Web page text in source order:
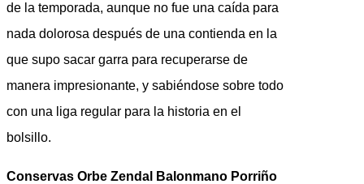
de la temporada, aunque no fue una caída para
nada dolorosa después de una contienda en la
que supo sacar garra para recuperarse de
manera impresionante, y sabiéndose sobre todo
con una liga regular para la historia en el
bolsillo.
Conservas Orbe Zendal Balonmano Porriño